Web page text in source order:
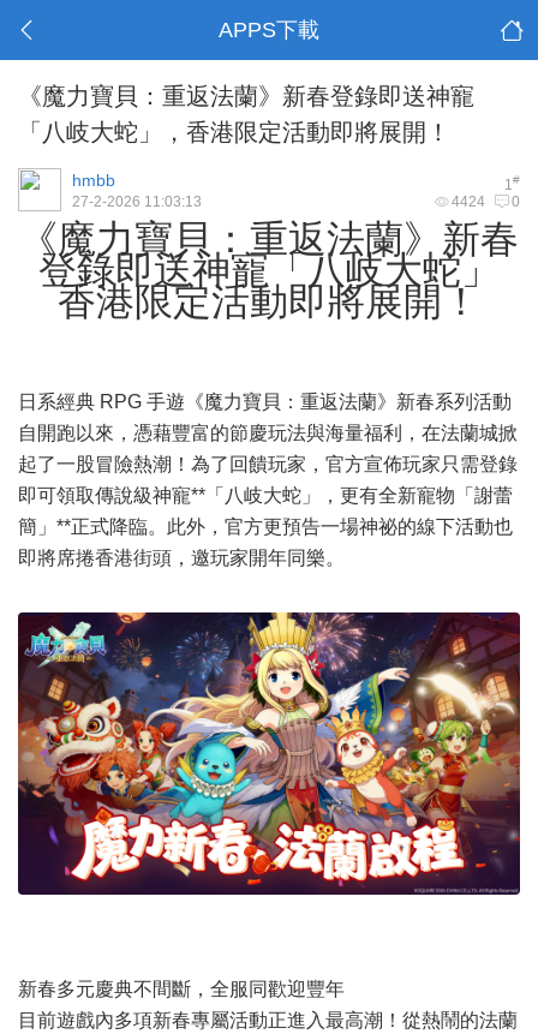
APPS下載
《魔力寶貝：重返法蘭》新春登錄即送神寵
「八岐大蛇」，香港限定活動即將展開！
1#
hmbb
4424 0
27-2-2026 11:03:13
《魔力寶貝：重返法蘭》新春
登錄即送神寵「八岐大蛇」
香港限定活動即將展開！
日系經典 RPG 手遊《魔力寶貝：重返法蘭》新春系列活動
自開跑以來，憑藉豐富的節慶玩法與海量福利，在法蘭城掀
起了一股冒險熱潮！為了回饋玩家，官方宣佈玩家只需登錄
即可領取傳說級神寵**「八岐大蛇」，更有全新寵物「謝蕾
簡」**正式降臨。此外，官方更預告一場神祕的線下活動也
即將席捲香港街頭，邀玩家開年同樂。
新春多元慶典不間斷，全服同歡迎豐年
目前遊戲內多項新春專屬活動正進入最高潮！從熱鬧的法蘭